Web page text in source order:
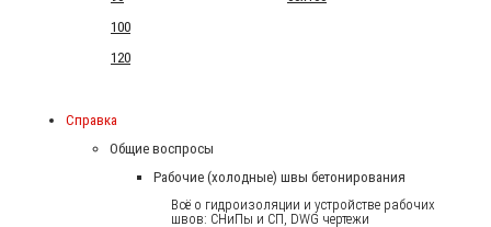
100
120
Справка
Общие воспросы
Рабочие (холодные) швы бетонирования
Всё о гидроизоляции и устройстве рабочих
швов: СНиПы и СП, DWG чертежи